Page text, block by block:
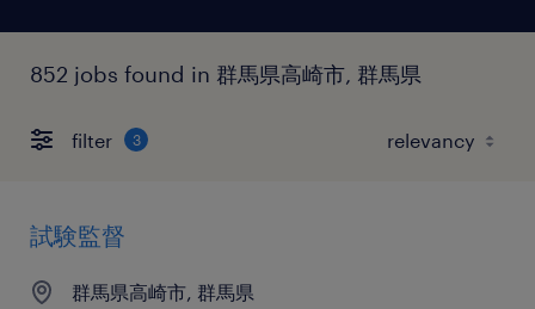
852 jobs found in 群馬県高崎市, 群馬県
filter 3
試験監督
群馬県高崎市, 群馬県